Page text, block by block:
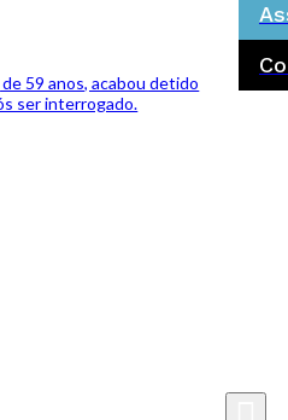
59 anos, acabou detido
ser interrogado.